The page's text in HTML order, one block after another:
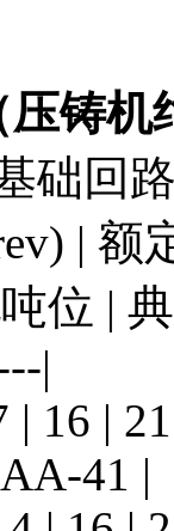
铸
础回
|
位 |
|
| 16 |
41 |